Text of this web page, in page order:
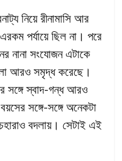
নিয়ে রীনামাসি আর
পর্যায়ে ছিল না। পরে
নানা সংযোজন এটাকে
আরও সমৃদ্ধ করেছে।
সঙ্গে স্বাদ-গন্ধ আরও
সঙ্গে-সঙ্গে অনেকটা
বদলায়। সেটাই এই